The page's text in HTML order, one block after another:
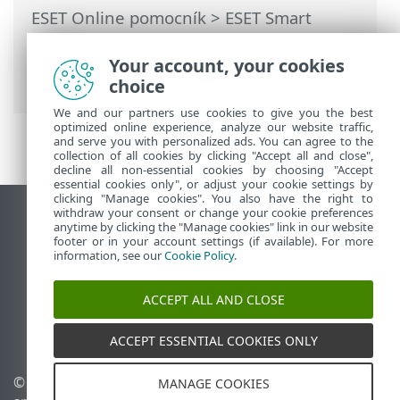
ESET Online pomocník>ESET Smart
Security Premium>Práca s programom
ESET Smart Security Premium>Účet ESET
HOME> Pripojenie k účtu ESET HOME
Zobraziť stránku ako na počítači
End of Life
Databáza znalostí ESET
ESET Fórum
ESET Status Portal
Technická podpora
© 1992 - 2026 ESET,
Spravovať súbory cookie
Your account, your cookies
choice
We and our partners use cookies to give you the best
optimized online experience, analyze our website traffic,
and serve you with personalized ads. You can agree to the
collection of all cookies by clicking "Accept all and close",
decline all non-essential cookies by choosing "Accept
essential cookies only", or adjust your cookie settings by
clicking "Manage cookies". You also have the right to
withdraw your consent or change your cookie preferences
anytime by clicking the "Manage cookies" link in our website
footer or in your account settings (if available). For more
information, see ourCookie Policy.
ACCEPT ALL AND CLOSE
ACCEPT ESSENTIAL COOKIES ONLY
MANAGE COOKIES